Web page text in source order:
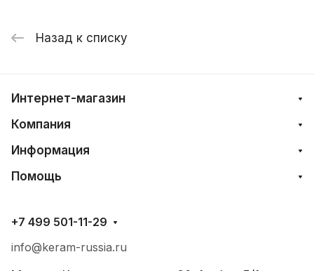
Назад к списку
Интернет-магазин
Компания
Информация
Помощь
+7 499 501-11-29
info@keram-russia.ru